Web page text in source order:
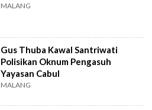
MALANG
Gus Thuba Kawal Santriwati
Polisikan Oknum Pengasuh
Yayasan Cabul
MALANG